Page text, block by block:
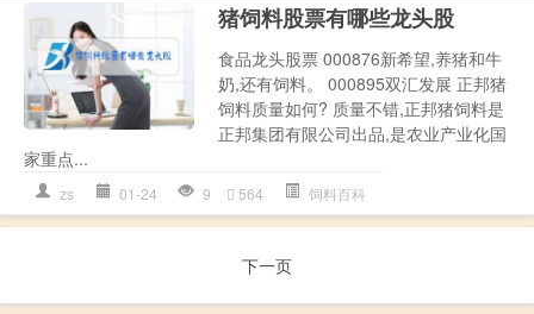
猪饲料股票有哪些龙头股
食品龙头股票 000876新希望,养猪和牛
奶,还有饲料。 000895双汇发展 正邦猪
饲料质量如何? 质量不错,正邦猪饲料是
正邦集团有限公司出品,是农业产业化国
家重点...
zs 01-24 9 564 饲料百科
下一页